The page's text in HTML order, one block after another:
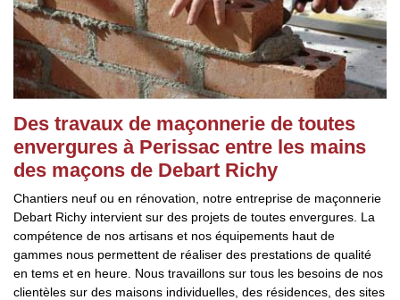
Des travaux de maçonnerie de toutes
envergures à Perissac entre les mains
des maçons de Debart Richy
Chantiers neuf ou en rénovation, notre entreprise de maçonnerie
Debart Richy intervient sur des projets de toutes envergures. La
compétence de nos artisans et nos équipements haut de
gammes nous permettent de réaliser des prestations de qualité
en tems et en heure. Nous travaillons sur tous les besoins de nos
clientèles sur des maisons individuelles, des résidences, des sites